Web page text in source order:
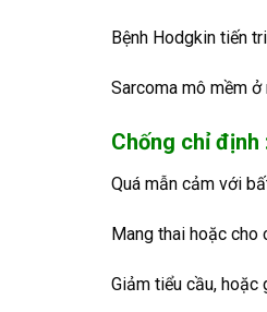
Bệnh Hodgkin tiến
Sarcoma mô mềm
Chống chỉ định
Quá mẫn cảm với
Mang thai hoặc cho
Giảm tiểu cầu, hoặc